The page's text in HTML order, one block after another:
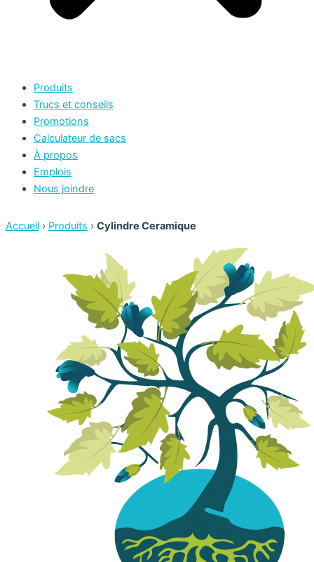
Produits
Trucs et conseils
Promotions
Calculateur de sacs
À propos
Emplois
Nous joindre
Accueil › Produits › Cylindre Ceramique